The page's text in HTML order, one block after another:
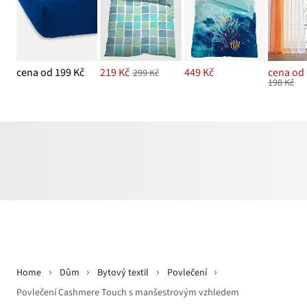
cena od 199 Kč 219 Kč 299 Kč 449 Kč cena od
198 Kč
Home Dům Bytový textil
Povlečení
Povlečení Cashmere Touch s manšestrovým vzhledem